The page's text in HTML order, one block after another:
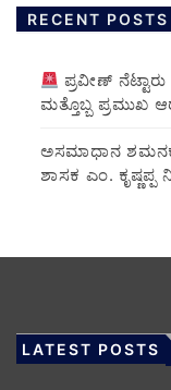
RECENT POSTS
ಪ್ರವೀಣ್
ಮತ್ತೊಬ್ಬ ಪ್ರಮುಖ
ಅಸಮಾಧಾನ
ಶಾಸಕ ಎಂ.
LATEST POSTS